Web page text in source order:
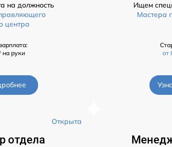
на должность
центра
на руки
Ищем
Мастера
от
Открыта
отдела